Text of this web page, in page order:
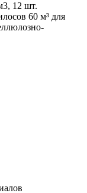
12 шт.
60 м³ для